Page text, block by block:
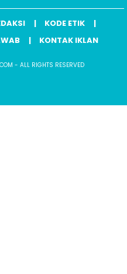
KODE ETIK
KONTAK IKLAN
- ALL RIGHTS RESERVED